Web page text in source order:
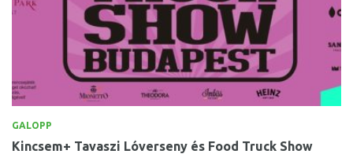
GALOPP
Kincsem+ Tavaszi Lóverseny és Food Truck Show